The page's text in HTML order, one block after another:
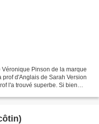
Pinson de la marque
d'Anglais de Sarah Version
l'a trouvé superbe. Si bien